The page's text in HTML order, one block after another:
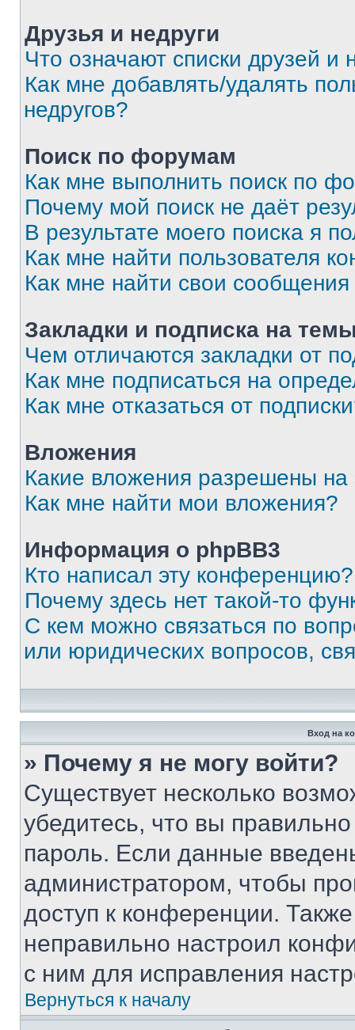
Друзья и недруги
Что означают списки друзей и
Как мне добавлять/удалять
недругов?
Поиск по форумам
Как мне выполнить поиск по
Почему мой поиск не даёт
В результате моего поиска я
Как мне найти пользователя
Как мне найти свои
Закладки и подписка на
Чем отличаются закладки от
Как мне подписаться на
Как мне отказаться от
Вложения
Какие вложения разрешены
Как мне найти мои вложения?
Информация о phpBB3
Кто написал эту конференцию?
Почему здесь нет такой-то
С кем можно связаться по
или юридических вопросов,
Вход на
» Почему я не могу войти?
Существует несколько
убедитесь, что вы
пароль. Если данные
администратором, чтобы
доступ к конференции.
неправильно настроил
с ним для исправления
Вернуться к началу